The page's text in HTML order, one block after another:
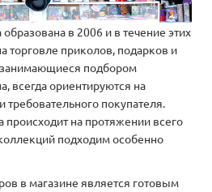
в 2006 и в течение этих
торговле приколов, подарков и
подбором
всегда ориентируются на
требовательного покупателя.
на протяжении всего
подходим особенно
в магазине является готовым